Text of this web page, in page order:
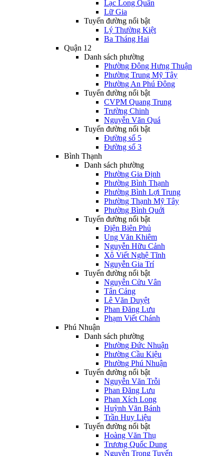
Lạc Long Quân
Lữ Gia
Tuyến đường nổi bật
Lý Thường Kiệt
Ba Tháng Hai
Quận 12
Danh sách phường
Phường Đông Hưng Thuận
Phường Trung Mỹ Tây
Phường An Phú Đông
Tuyến đường nổi bật
CVPM Quang Trung
Trường Chinh
Nguyễn Văn Quá
Tuyến đường nổi bật
Đường số 5
Đường số 3
Bình Thạnh
Danh sách phường
Phường Gia Định
Phường Bình Thạnh
Phường Bình Lợi Trung
Phường Thạnh Mỹ Tây
Phường Bình Quới
Tuyến đường nổi bật
Điện Biên Phủ
Ung Văn Khiêm
Nguyễn Hữu Cảnh
Xô Viết Nghệ Tĩnh
Nguyễn Gia Trí
Tuyến đường nổi bật
Nguyễn Cửu Vân
Tân Cảng
Lê Văn Duyệt
Phan Đăng Lưu
Phạm Viết Chánh
Phú Nhuận
Danh sách phường
Phường Đức Nhuận
Phường Cầu Kiệu
Phường Phú Nhuận
Tuyến đường nổi bật
Nguyễn Văn Trỗi
Phan Đăng Lưu
Phan Xích Long
Huỳnh Văn Bánh
Trần Huy Liệu
Tuyến đường nổi bật
Hoàng Văn Thụ
Trương Quốc Dung
Nguyễn Trọng Tuyển